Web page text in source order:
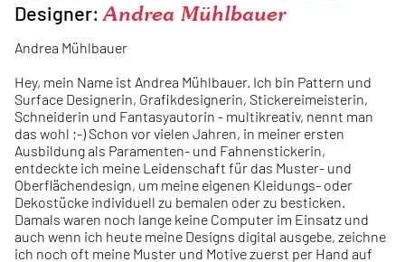
Designer: Andrea Mühlbauer
Andrea Mühlbauer
Hey, mein Name ist Andrea Mühlbauer. Ich bin Pattern und
Surface Designerin, Grafikdesignerin, Stickereimeisterin,
Schneiderin und Fantasyautorin - multikreativ, nennt man
das wohl ;-) Schon vor vielen Jahren, in meiner ersten
Ausbildung als Paramenten- und Fahnenstickerin,
entdeckte ich meine Leidenschaft für das Muster- und
Oberflächendesign, um meine eigenen Kleidungs- oder
Dekostücke individuell zu bemalen oder zu besticken.
Damals waren noch lange keine Computer im Einsatz und
auch wenn ich heute meine Designs digital ausgebe, zeichne
ich noch oft meine Muster und Motive zuerst per Hand auf